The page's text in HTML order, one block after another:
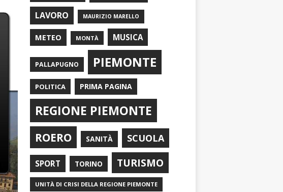
LAVORO MAURIZIO MARELLO
METEO MONTÀ MUSICA
PALLAPUGNO PIEMONTE
POLITICA PRIMA PAGINA
REGIONE PIEMONTE
ROERO SANITÀ SCUOLA
SPORT TORINO TURISMO
UNITÀ DI CRISI DELLA REGIONE PIEMONTE